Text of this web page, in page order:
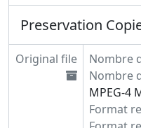
Preservation
Original file Nombre
Nombre
MPEG-4
Format